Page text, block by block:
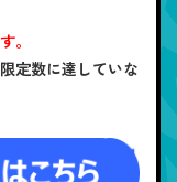
。
定数に達していな